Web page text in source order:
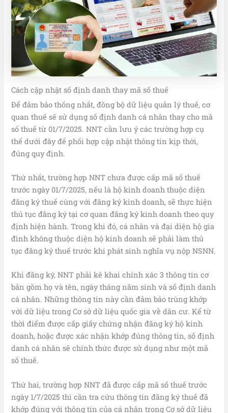
Cách cập nhật số định danh thay mã số thuế
Để đảm bảo thống nhất, đồng bộ dữ liệu quản lý thuế, cơ
quan thuế sẽ sử dụng số định danh cá nhân thay cho mã
số thuế từ 01/7/2025. NNT cần lưu ý các trường hợp cụ
thể dưới đây để phối hợp cập nhật thông tin kịp thời,
đúng quy định.
Thứ nhất, trường hợp NNT chưa được cấp mã số thuế
trước ngày 01/7/2025, nếu là hộ kinh doanh thuộc diện
đăng ký thuế cùng với đăng ký kinh doanh, sẽ thực hiện
thủ tục đăng ký tại cơ quan đăng ký kinh doanh theo quy
định hiện hành. Trong khi đó, cá nhân và đại diện hộ gia
đình không thuộc diện hộ kinh doanh sẽ phải làm thủ
tục đăng ký thuế trước khi phát sinh nghĩa vụ nộp NSNN.
Khi đăng ký, NNT phải kê khai chính xác 3 thông tin cơ
bản gồm họ và tên, ngày tháng năm sinh và số định danh
cá nhân. Những thông tin này cần đảm bảo trùng khớp
với dữ liệu trong Cơ sở dữ liệu quốc gia về dân cư. Kể từ
thời điểm được cấp giấy chứng nhận đăng ký hộ kinh
doanh, hoặc được xác nhận khớp đúng thông tin, số định
danh cá nhân sẽ chính thức được sử dụng như một mã
số thuế.
Thứ hai, trường hợp NNT đã được cấp mã số thuế trước
ngày 1/7/2025 thì cần tra cứu thông tin đăng ký thuế đã
khớp đúng với thông tin của cá nhân trong Cơ sở dữ liệu